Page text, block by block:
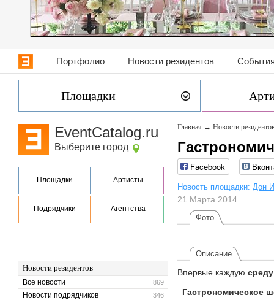
Портфолио Новости резидентов
Площадки
EventCatalog.ru
Выберите город
Площадки Артисты
Подрядчики Агентства
Новости резидентов
869
Все новости
346
Новости подрядчиков
Главная → Новости
Facebook
Новость площадки: Дон
21 Марта 2014
Фото
Описание
Впервые каждую
Гастрономическое